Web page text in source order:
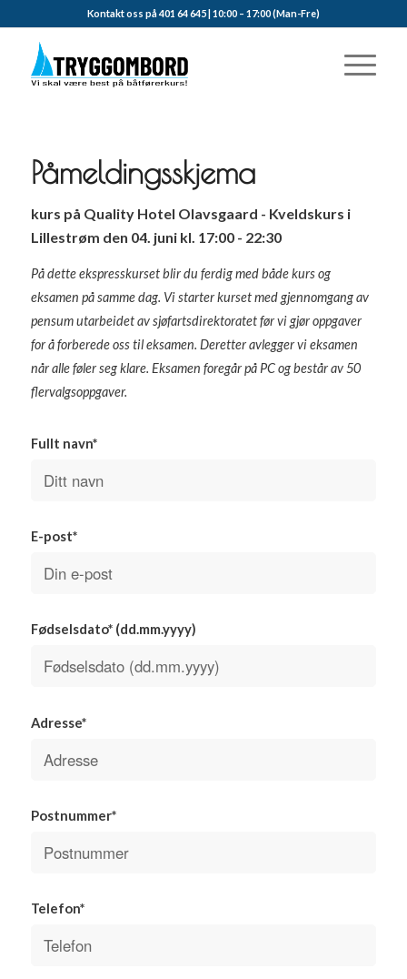
Kontakt oss på 401 64 645 | 10:00 – 17:00 (Man-Fre)
Påmeldingsskjema
kurs på Quality Hotel Olavsgaard - Kveldskurs i
Lillestrøm den 04. juni kl. 17:00 - 22:30
På dette ekspresskurset blir du ferdig med både kurs og
eksamen på samme dag. Vi starter kurset med gjennomgang av
pensum utarbeidet av sjøfartsdirektoratet før vi gjør oppgaver
for å forberede oss til eksamen. Deretter avlegger vi eksamen
når alle føler seg klare. Eksamen foregår på PC og består av 50
flervalgsoppgaver.
Fullt navn*
E-post*
Fødselsdato* (dd.mm.yyyy)
Adresse*
Postnummer*
Telefon*